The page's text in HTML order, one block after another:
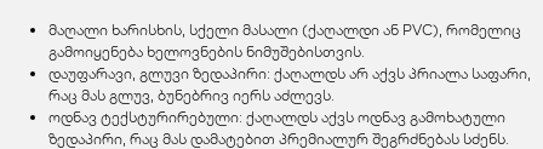
მაღალი ხარისხის, სქელი მასალი (ქაღალდი ან PVC), რომელიც
გამოიყენება ხელოვნების ნიმუშებისთვის.
დაუფარავი, გლუვი ზედაპირი: ქაღალდს არ აქვს პრიალა საფარი,
რაც მას გლუვ, ბუნებრივ იერს აძლევს.
ოდნავ ტექსტურირებული: ქაღალდს აქვს ოდნავ გამოხატული
ზედაპირი, რაც მას დამატებით პრემიალურ შეგრძნებას სძენს.